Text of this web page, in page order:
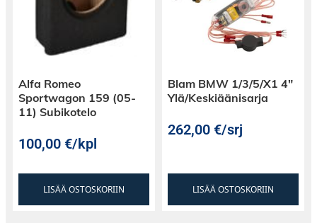
Alfa Romeo
Sportwagon 159 (05-
11) Subikotelo
100,00€/kpl
LISÄÄ OSTOSKORIIN
Blam BMW 1/3/5/X1 4″
Ylä/Keskiäänisarja
262,00€/srj
LISÄÄ OSTOSKORIIN